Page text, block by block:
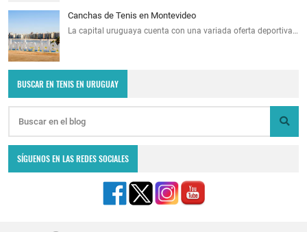
Canchas de Tenis en Montevideo
La capital uruguaya cuenta con una variada oferta deportiva…
BUSCAR EN TENIS EN URUGUAY
SÍGUENOS EN LAS REDES SOCIALES